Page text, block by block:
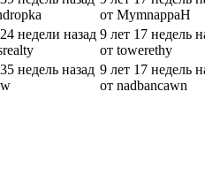
от MymnappaH
недели назад 9 лет 17 недель
от towerethy
недель назад 9 лет 17 недель
от nadbancawn